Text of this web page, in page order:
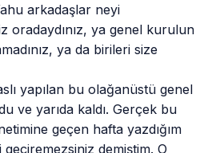
arkadaşlar neyi
oradaydınız, ya genel kurulun
ya da birileri size
yapılan bu olağanüstü genel
ve yarıda kaldı. Gerçek bu
geçen hafta yazdığım
demiştim. O